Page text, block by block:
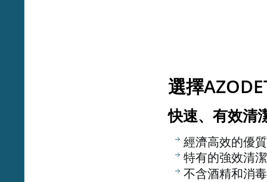
選擇
快速、有效清
經濟高效的優
特有的強效清
不含酒精和消